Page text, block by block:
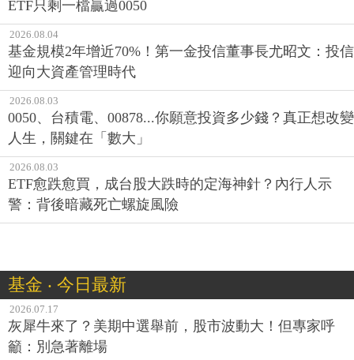
ETF只剩一檔贏過0050
2026.08.04
基金規模2年增近70%！第一金投信董事長尤昭文：投信
迎向大資產管理時代
2026.08.03
0050、台積電、00878...你願意投資多少錢？真正想改變
人生，關鍵在「數大」
2026.08.03
ETF愈跌愈買，成台股大跌時的定海神針？內行人示
警：背後暗藏死亡螺旋風險
基金 ‧ 今日最新
2026.07.17
灰犀牛來了？美期中選舉前，股市波動大！但專家呼
籲：別急著離場